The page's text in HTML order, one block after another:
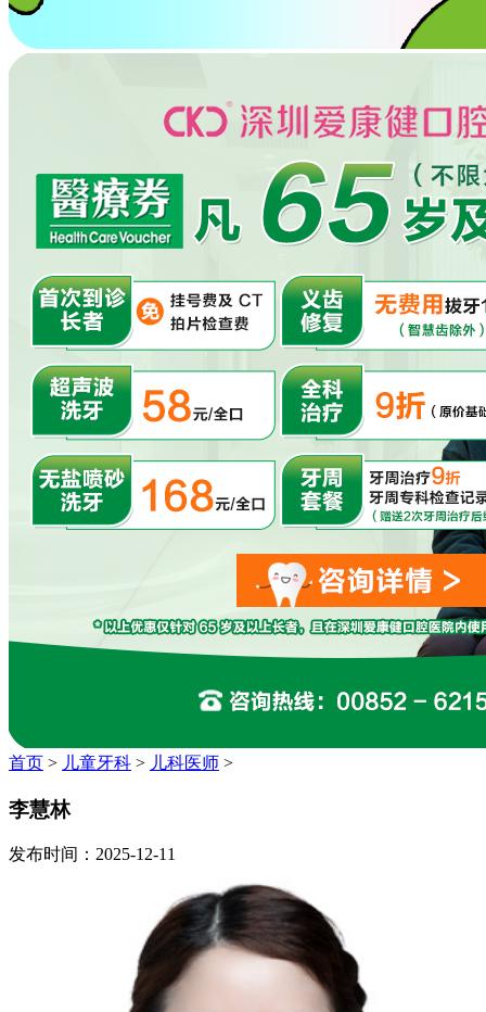
首页 > 儿童牙科 > 儿科医师 >
李慧林
发布时间：2025-12-11